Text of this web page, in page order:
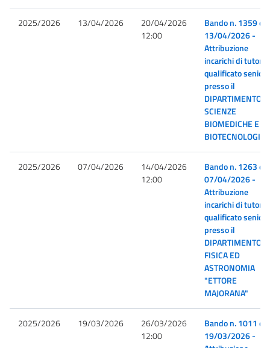
2025/2026 13/04/2026
20/04/2026
12:00
Bando n. 1359
13/04/2026 -
Attribuzione
incarichi di tutor
qualificato senior
presso il
DIPARTIMENTO
SCIENZE
BIOMEDICHE E
2025/2026 07/04/2026
14/04/2026
12:00
Bando n. 1263
07/04/2026 -
Attribuzione
incarichi di tutor
qualificato senior
presso il
DIPARTIMENTO
FISICA ED
ASTRONOMIA
"ETTORE
MAJORANA"
2025/2026 19/03/2026
26/03/2026
12:00
Bando n. 1011
19/03/2026 -